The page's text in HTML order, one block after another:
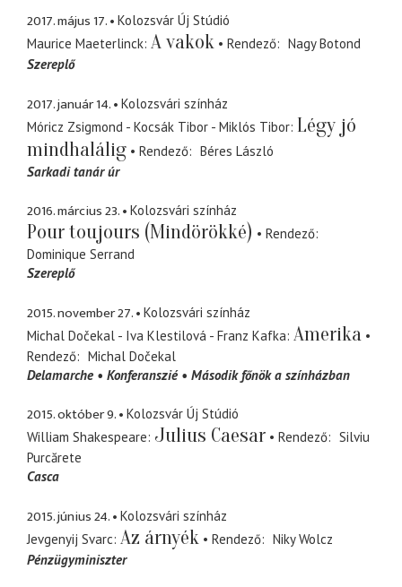
2017. május 17.
Kolozsvár Új Stúdió
Maurice Maeterlinck A vakok Rendező
Nagy Botond
Szereplő
2017. január 14.
Kolozsvári színház
Móricz Zsigmond - Kocsák Tibor - Miklós Tibor Légy jó
mindhalálig
Rendező
Béres László
Sarkadi tanár úr
2016. március 23. Kolozsvári színház
Pour toujours (Mindörökké)
Rendező
Dominique Serrand
Szereplő
2015. november 27.
Kolozsvári színház
Michal Dočekal - Iva Klestilová - Franz Kafka Amerika
Rendező
Michal Dočekal
Delamarche
Konferanszié Második főnök a színházban
2015. október 9.
Kolozsvár Új Stúdió
William Shakespeare Julius Caesar Rendező
Silviu
Purcărete
Casca
2015. június 24.
Kolozsvári színház
Jevgenyij Svarc Az árnyék Rendező
Niky Wolcz
Pénzügyminiszter